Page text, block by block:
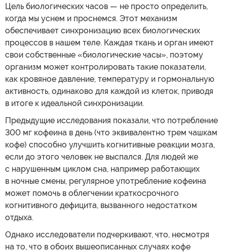
Цель биологических часов — не просто определить,
когда мы уснем и проснемся. Этот механизм
обеспечивает синхронизацию всех биологических
процессов в нашем теле. Каждая ткань и орган имеют
свои собственные «биологические часы», поэтому
организм может контролировать такие показатели,
как кровяное давление, температуру и гормональную
активность, одинаково для каждой из клеток, приводя
в итоге к идеальной синхронизации.
Предыдущие исследования показали, что потребление
300 мг кофеина в день (что эквивалентно трем чашкам
кофе) способно улучшить когнитивные реакции мозга,
если до этого человек не выспался. Для людей же
с нарушенным циклом сна, например работающих
в ночные смены, регулярное употребление кофеина
может помочь в облегчении краткосрочного
когнитивного дефицита, вызванного недостатком
отдыха.
Однако исследователи подчеркивают, что, несмотря
на то, что в обоих вышеописанных случаях кофе